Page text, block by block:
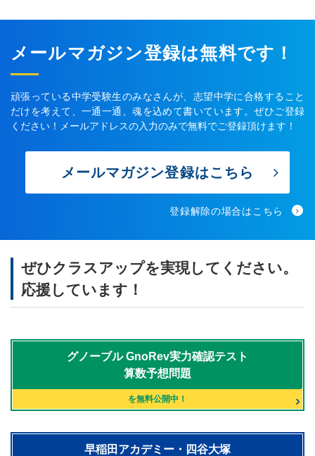
メールマガジン登録は無料です！
頑張っている中学受験生のみなさんが、志望中学に合格すること
だけを考えて、一通一通、魂を込めて書いています。ぜひご登録
ください！メールアドレスの入力のみで無料でご登録頂けます！
メールマガジン登録はこちら
登録解除の場合はこちら
ぜひクラスアップを実現してください。
応援しています！
グノーブルGnoRev実力確認テスト
算数予想問題
を無料公開中！
早稲田アカデミー・四谷大塚